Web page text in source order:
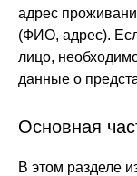
адрес
(ФИО, адрес).
лицо,
данные о
Основная
В этом разделе